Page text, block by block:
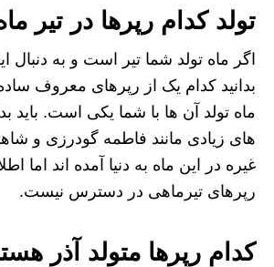
تولد کدام رپرها در تیر
اگر ماه تولد شما تیر است و به دنبال
بدانید کدام یک از رپرهای معروف
ماه تولد آن ها با شما یکی است. باید
های زیادی مانند فاطمه‌ گودرزی و
غیره در این ماه به دنیا آمده اند اما
رپرهای تیرماهی در دسترس نیست.
کدام رپرها متولد آذر